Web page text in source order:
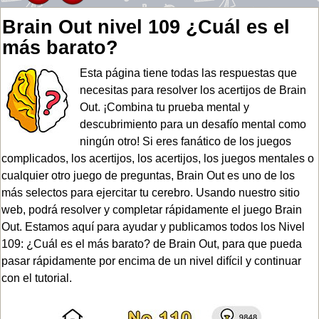
Brain Out nivel 109 ¿Cuál es el
más barato?
Esta página tiene todas las respuestas que
necesitas para resolver los acertijos de Brain
Out. ¡Combina tu prueba mental y
descubrimiento para un desafío mental como
ningún otro! Si eres fanático de los juegos
complicados, los acertijos, los acertijos, los juegos mentales o
cualquier otro juego de preguntas, Brain Out es uno de los
más selectos para ejercitar tu cerebro. Usando nuestro sitio
web, podrá resolver y completar rápidamente el juego Brain
Out. Estamos aquí para ayudar y publicamos todos los Nivel
109: ¿Cuál es el más barato? de Brain Out, para que pueda
pasar rápidamente por encima de un nivel difícil y continuar
con el tutorial.